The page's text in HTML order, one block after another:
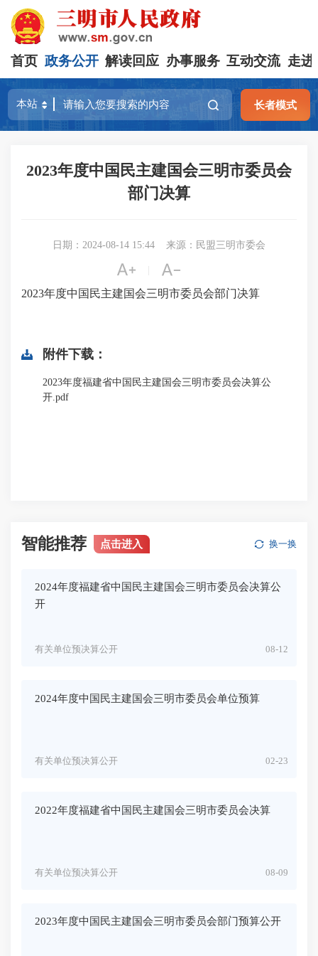
首页 政务公开 解读回应 办事服务 互动交流 走进
长者模式
2023年度中国民主建国会三明市委员会
部门决算
日期：2024-08-14 15:44 来源：民盟三明市委会
 
2023年度中国民主建国会三明市委员会部门决算
附件下载：
2023年度福建省中国民主建国会三明市委员会决算公
开.pdf
智能推荐 点击进入 换一换
2024年度福建省中国民主建国会三明市委员会决算公
开
08-12
有关单位预决算公开
2024年度中国民主建国会三明市委员会单位预算
02-23
有关单位预决算公开
2022年度福建省中国民主建国会三明市委员会决算
08-09
有关单位预决算公开
2023年度中国民主建国会三明市委员会部门预算公开